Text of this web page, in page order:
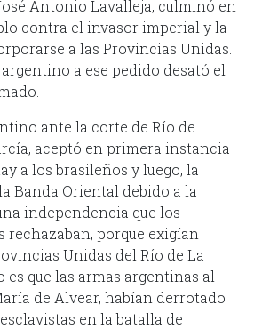
Antonio Lavalleja, culminó en
contra el invasor imperial y la
a las Provincias Unidas.
a ese pedido desató el
ante la corte de Río de
aceptó en primera instancia
a los brasileños y luego, la
Banda Oriental debido a la
independencia que los
porque exigían
Unidas del Río de La
es que las armas argentinas al
de Alvear, habían derrotado
en la batalla de